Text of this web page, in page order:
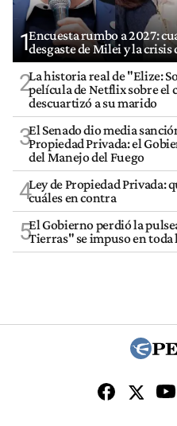
1Encuesta rumbo a 2027:
desgaste de Milei y la
2La historia real de "Elize:
película de Netflix sobre el
descuartizó a su marido
3El Senado dio media
Propiedad Privada: el
del Manejo del Fuego
4Ley de Propiedad Privada:
cuáles en contra
5El Gobierno perdió la
Tierras" se impuso en